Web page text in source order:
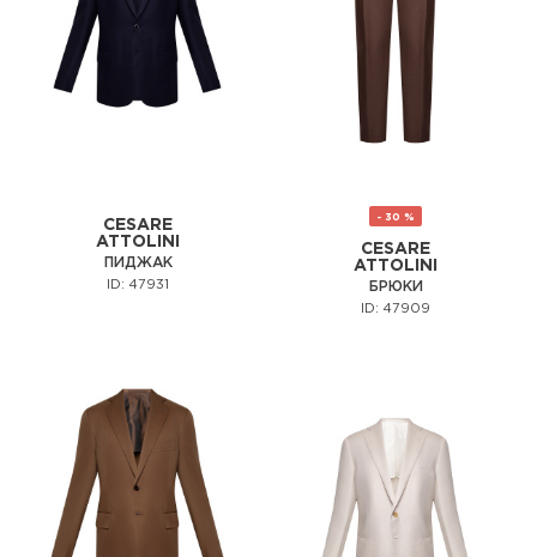
CESARE
ATTOLINI
ПИДЖАК
ID: 47931
- 30 %
CESARE
ATTOLINI
БРЮКИ
ID: 47909